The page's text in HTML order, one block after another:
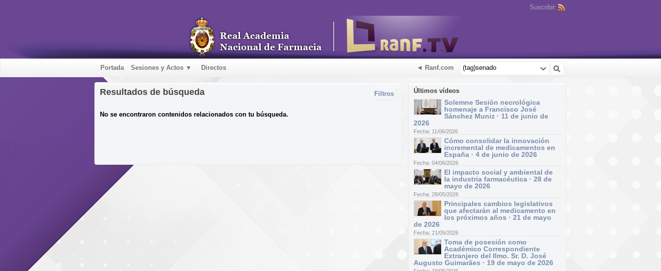
Suscribir:
Portada Sesiones y Actos ▼ Directos ◄ Ranf.com
Últimos vídeos
Solemne Sesión necrológica
homenaje a Francisco José
Sánchez Muniz · 11 de junio de
2026
Fecha: 11/06/2026
Cómo consolidar la innovación
incremental de medicamentos en
España · 4 de junio de 2026
Fecha: 04/06/2026
El impacto social y ambiental de
la industria farmacéutica · 28 de
mayo de 2026
Fecha: 28/05/2026
Principales cambios legislativos
que afectarán al medicamento en
los próximos años · 21 de mayo
de 2026
Fecha: 21/05/2026
Toma de posesión como
Académico Correspondiente
Extranjero del Ilmo. Sr. D. José
Augusto Guimarães · 19 de mayo de 2026
Filtros
Resultados de búsqueda
No se encontraron contenidos relacionados con tu búsqueda.